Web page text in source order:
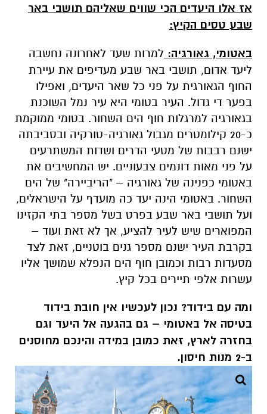
אז אלו היעדים הכי שווים שאליהם תושבי באר
שבע טסים הקיץ:
באטומי, גאורגיה: למרות שעד לאחרונה נחשבה
ליעד אדום, תושבי באר שבע מעדיפים את עיירת
החוף הגאורגית על פני כל שאר היעדים, ואפילו
בפער די גדול. העיר בטומי היא עיר נמל השוכנת
בגאורגיה למרגלות חוף הים השחור. בטומי ממוקמת
כ-20 קילומטרים מגבול גאורגיה-טורקיה ובסביבתה
ישנם רבבות של מטעי הדרים ושדות המשתרעים
על פני מאות דונמים צבעוניים. יש המחשיבים את
באטומי כפנינה של גאורגיה – "הריביירה" של הים
השחור. באטומי הינה יעד כה מועדף על הישראלים,
ועל תושבי באר שבע בפרט בשל מספר בתי הקזינו
המפוארים שיש לעיר להציע, אך לא זאת ועוד –
בקרבת העיר ישנם מספר גנים בוטניים, זאת לצד
מסעדות רבות וכמובן חוף הים הנפלא שמושך אליו
עשרות אלפי תיירים בכל קיץ.
ומה עם בידוד? נכון לעכשיו אין חובת בידוד
בטיסה אל באטומי – גם בהגעה אל היעד וגם
בחזרה לארץ, זאת כמובן במידה והינכם מחוסנים
ב-2 מנות חיסון.